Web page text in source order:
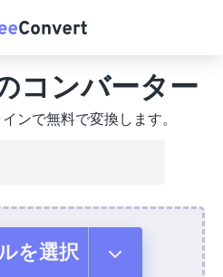
コンバーター
ンで無料で変換します。
を選択